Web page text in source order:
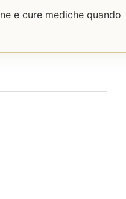
e cure mediche quando